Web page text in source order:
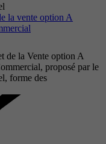
la vente option A
de la Vente option A
proposé par le
forme des